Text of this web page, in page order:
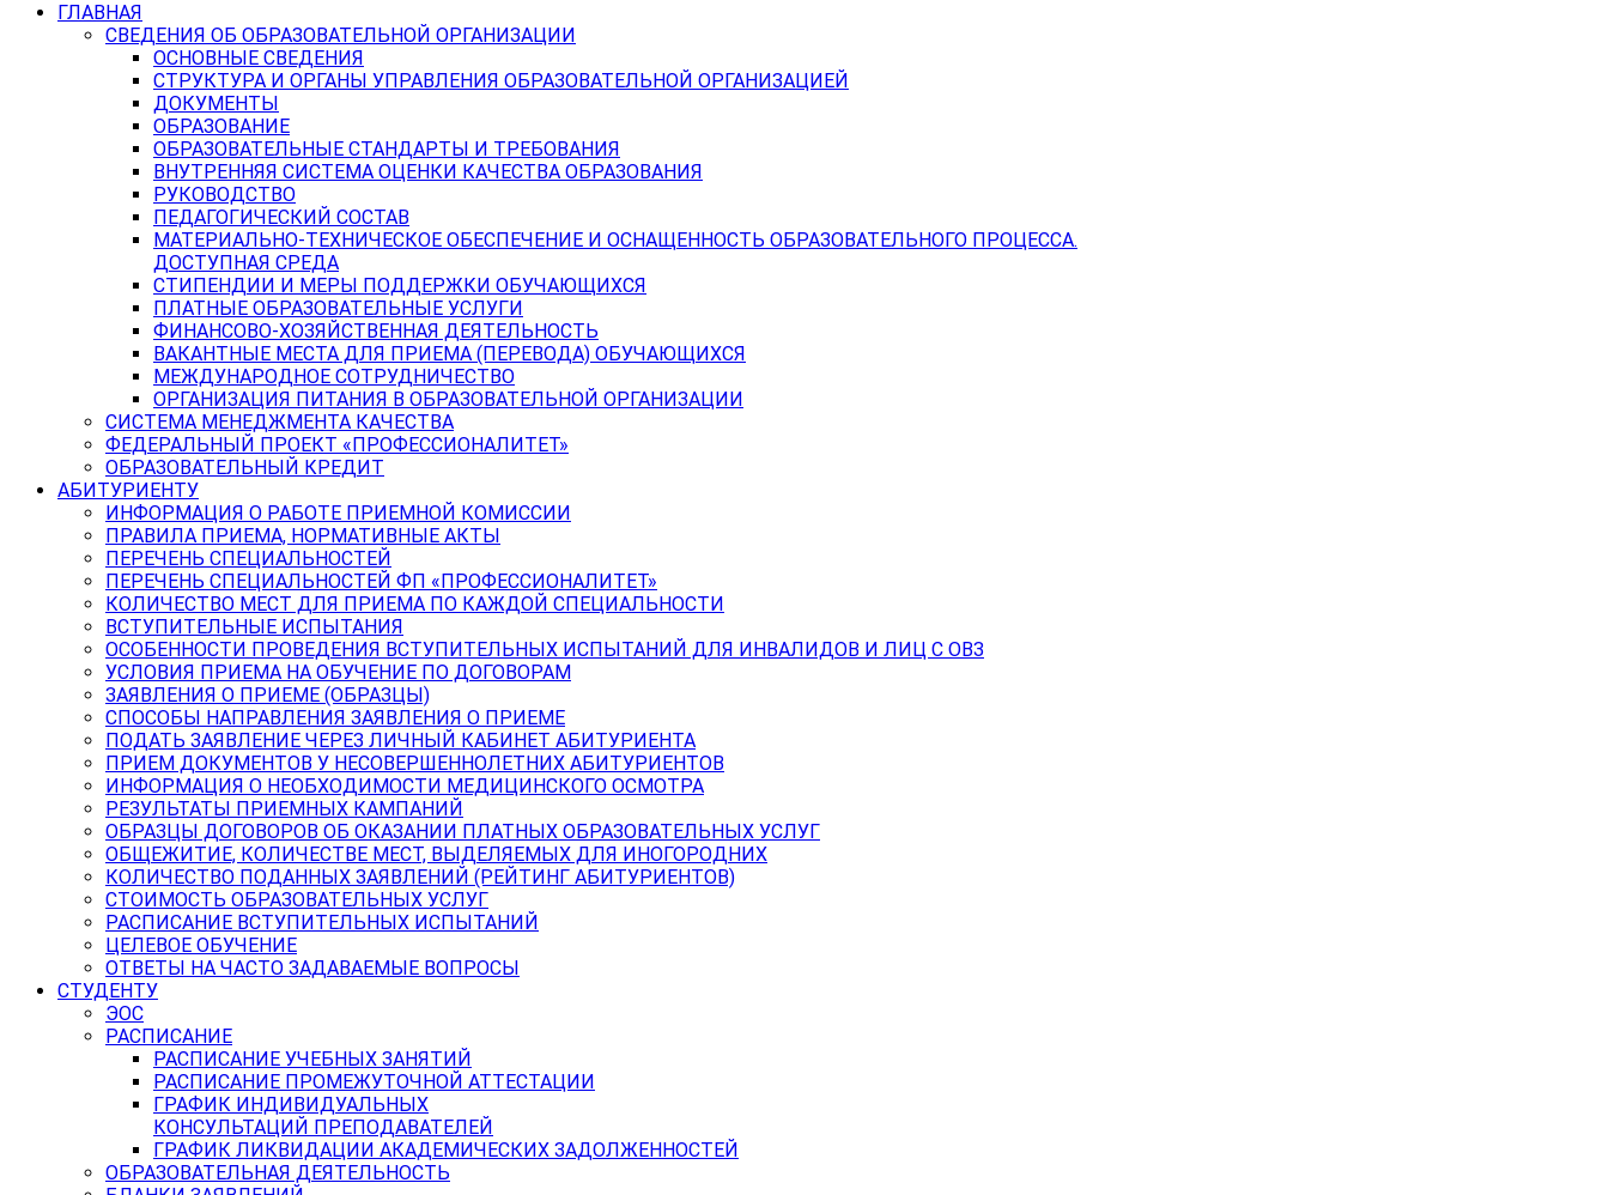
ГЛАВНАЯ
СВЕДЕНИЯ ОБ ОБРАЗОВАТЕЛЬНОЙ ОРГАНИЗАЦИИ
ОСНОВНЫЕ СВЕДЕНИЯ
СТРУКТУРА И ОРГАНЫ УПРАВЛЕНИЯ ОБРАЗОВАТЕЛЬНОЙ ОРГАНИЗАЦИЕЙ
ДОКУМЕНТЫ
ОБРАЗОВАНИЕ
ОБРАЗОВАТЕЛЬНЫЕ СТАНДАРТЫ И ТРЕБОВАНИЯ
ВНУТРЕННЯЯ СИСТЕМА ОЦЕНКИ КАЧЕСТВА ОБРАЗОВАНИЯ
РУКОВОДСТВО
ПЕДАГОГИЧЕСКИЙ СОСТАВ
МАТЕРИАЛЬНО-ТЕХНИЧЕСКОЕ ОБЕСПЕЧЕНИЕ И ОСНАЩЕННОСТЬ ОБРАЗОВАТЕЛЬНОГО ПРОЦЕССА.
ДОСТУПНАЯ СРЕДА
СТИПЕНДИИ И МЕРЫ ПОДДЕРЖКИ ОБУЧАЮЩИХСЯ
ПЛАТНЫЕ ОБРАЗОВАТЕЛЬНЫЕ УСЛУГИ
ФИНАНСОВО-ХОЗЯЙСТВЕННАЯ ДЕЯТЕЛЬНОСТЬ
ВАКАНТНЫЕ МЕСТА ДЛЯ ПРИЕМА (ПЕРЕВОДА) ОБУЧАЮЩИХСЯ
МЕЖДУНАРОДНОЕ СОТРУДНИЧЕСТВО
ОРГАНИЗАЦИЯ ПИТАНИЯ В ОБРАЗОВАТЕЛЬНОЙ ОРГАНИЗАЦИИ
СИСТЕМА МЕНЕДЖМЕНТА КАЧЕСТВА
ФЕДЕРАЛЬНЫЙ ПРОЕКТ «ПРОФЕССИОНАЛИТЕТ»
ОБРАЗОВАТЕЛЬНЫЙ КРЕДИТ
АБИТУРИЕНТУ
ИНФОРМАЦИЯ О РАБОТЕ ПРИЕМНОЙ КОМИССИИ
ПРАВИЛА ПРИЕМА, НОРМАТИВНЫЕ АКТЫ
ПЕРЕЧЕНЬ СПЕЦИАЛЬНОСТЕЙ
ПЕРЕЧЕНЬ СПЕЦИАЛЬНОСТЕЙ ФП «ПРОФЕССИОНАЛИТЕТ»
КОЛИЧЕСТВО МЕСТ ДЛЯ ПРИЕМА ПО КАЖДОЙ СПЕЦИАЛЬНОСТИ
ВСТУПИТЕЛЬНЫЕ ИСПЫТАНИЯ
ОСОБЕННОСТИ ПРОВЕДЕНИЯ ВСТУПИТЕЛЬНЫХ ИСПЫТАНИЙ ДЛЯ ИНВАЛИДОВ И ЛИЦ С ОВЗ
УСЛОВИЯ ПРИЕМА НА ОБУЧЕНИЕ ПО ДОГОВОРАМ
ЗАЯВЛЕНИЯ О ПРИЕМЕ (ОБРАЗЦЫ)
СПОСОБЫ НАПРАВЛЕНИЯ ЗАЯВЛЕНИЯ О ПРИЕМЕ
ПОДАТЬ ЗАЯВЛЕНИЕ ЧЕРЕЗ ЛИЧНЫЙ КАБИНЕТ АБИТУРИЕНТА
ПРИЕМ ДОКУМЕНТОВ У НЕСОВЕРШЕННОЛЕТНИХ АБИТУРИЕНТОВ
ИНФОРМАЦИЯ О НЕОБХОДИМОСТИ МЕДИЦИНСКОГО ОСМОТРА
РЕЗУЛЬТАТЫ ПРИЕМНЫХ КАМПАНИЙ
ОБРАЗЦЫ ДОГОВОРОВ ОБ ОКАЗАНИИ ПЛАТНЫХ ОБРАЗОВАТЕЛЬНЫХ УСЛУГ
ОБЩЕЖИТИЕ, КОЛИЧЕСТВЕ МЕСТ, ВЫДЕЛЯЕМЫХ ДЛЯ ИНОГОРОДНИХ
КОЛИЧЕСТВО ПОДАННЫХ ЗАЯВЛЕНИЙ (РЕЙТИНГ АБИТУРИЕНТОВ)
СТОИМОСТЬ ОБРАЗОВАТЕЛЬНЫХ УСЛУГ
РАСПИСАНИЕ ВСТУПИТЕЛЬНЫХ ИСПЫТАНИЙ
ЦЕЛЕВОЕ ОБУЧЕНИЕ
ОТВЕТЫ НА ЧАСТО ЗАДАВАЕМЫЕ ВОПРОСЫ
СТУДЕНТУ
ЭОС
РАСПИСАНИЕ
РАСПИСАНИЕ УЧЕБНЫХ ЗАНЯТИЙ
РАСПИСАНИЕ ПРОМЕЖУТОЧНОЙ АТТЕСТАЦИИ
ГРАФИК ИНДИВИДУАЛЬНЫХ
КОНСУЛЬТАЦИЙ ПРЕПОДАВАТЕЛЕЙ
ГРАФИК ЛИКВИДАЦИИ АКАДЕМИЧЕСКИХ ЗАДОЛЖЕННОСТЕЙ
ОБРАЗОВАТЕЛЬНАЯ ДЕЯТЕЛЬНОСТЬ